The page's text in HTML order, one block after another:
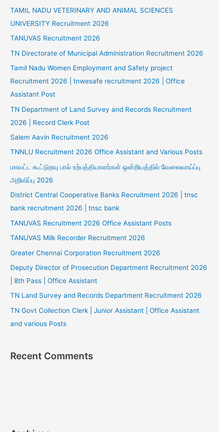
TAMIL NADU VETERINARY AND ANIMAL SCIENCES
UNIVERSITY Recruitment 2026
TANUVAS Recruitment 2026
TN Directorate of Municipal Administration Recruitment 2026
Tamil Nadu Women Employment and Safety project
Recruitment 2026 | tnwesafe recruitment 2026 | Office
Assistant Post
TN Department of Land Survey and Records Recruitment
2026 | Record Clerk Post
Salem Aavin Recruitment 2026
TNNLU Recruitment 2026 Office Assistant and Various Posts
மாவட்ட கூட்டுறவு பால் உற்பத்தியாளர்கள் ஒன்றியத்தில் வேலைவாய்ப்பு
அறிவிப்பு 2026
District Central Cooperative Banks Recruitment 2026 | tnsc
bank recruitment 2026 | tnsc bank
TANUVAS Recruitment 2026 Office Assistant Posts
TANUVAS Milk Recorder Recruitment 2026
Greater Chennai Corporation Recruitment 2026
Deputy Director of Prosecution Department Recruitment 2026
| 8th Pass | Office Assistant
TN Land Survey and Records Department Recruitment 2026
TN Govt Collection Clerk | Junior Assistant | Office Assistant
and various Posts
Recent Comments